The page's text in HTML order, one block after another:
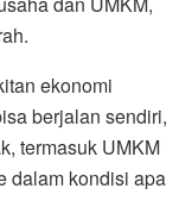
ekonomi
berjalan sendiri,
termasuk UMKM
dalam kondisi apa